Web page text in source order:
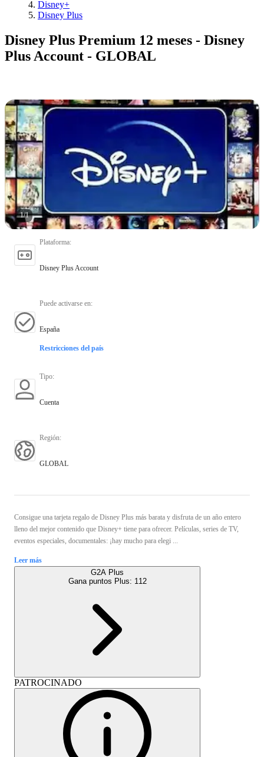
Disney+
Disney Plus
Disney Plus Premium 12 meses - Disney
Plus Account - GLOBAL
1/1
Plataforma:
Disney Plus Account
Puede activarse en:
España
Restricciones del país
Tipo:
Cuenta
Región:
GLOBAL
Consigue una tarjeta regalo de Disney Plus más barata y disfruta de un año entero
lleno del mejor contenido que Disney+ tiene para ofrecer. Películas, series de TV,
eventos especiales, documentales: ¡hay mucho para elegi ...
Leer más
G2A Plus
Gana puntos Plus: 112
PATROCINADO